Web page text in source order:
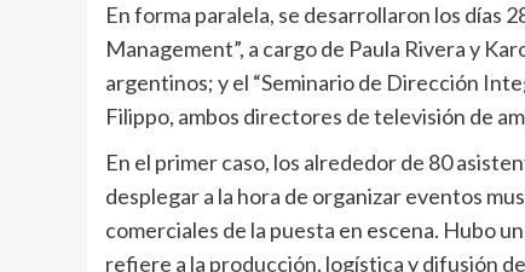
En forma paralela, se desarrollaron los días
Management”, a cargo de Paula Rivera y
argentinos; y el “Seminario de Dirección
Filippo, ambos directores de televisión de
En el primer caso, los alrededor de 80
desplegar a la hora de organizar eventos
comerciales de la puesta en escena. Hubo
refiere a la producción, logística y difusión